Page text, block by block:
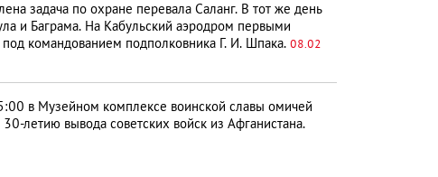
задача по охране перевала Саланг. В тот же день
и Баграма. На Кабульский аэродром первыми
командованием подполковника Г. И. Шпака. 08.02
в Музейном комплексе воинской славы омичей
летию вывода советских войск из Афганистана.